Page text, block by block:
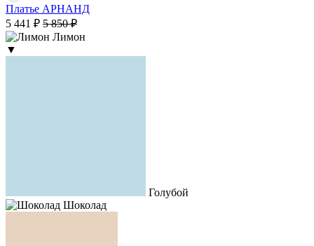
Платье АРНАНД
5 441 ₽ 5 850 ₽
Лимон
▼
Голубой
Шоколад